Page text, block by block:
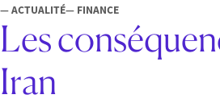
— ACTUALITÉ— FINANCE
Les
Iran